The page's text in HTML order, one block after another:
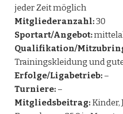
jeder Zeit möglich
Mitgliederanzahl:30
Sportart/Angebot:
Qualifikation/
Trainingskleidung und
Erfolge/Ligabetrieb:–
Turniere:–
Mitgliedsbeitrag:Kinder,